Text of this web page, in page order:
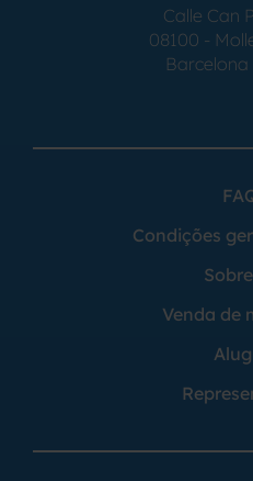
Calle Can
08100 -
Condições
Venda de